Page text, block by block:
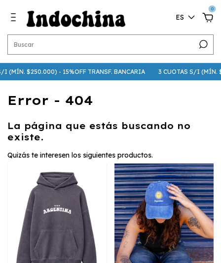
ES
0
$250.000) - 15%OFF TRANSF. BANCARIA 3 CUOTAS S/I (MÍN.
Error - 404
La página que estás buscando no
existe.
Quizás te interesen los siguientes productos.